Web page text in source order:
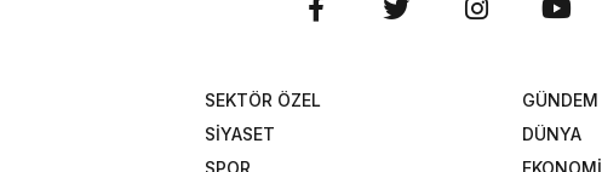
SEKTÖR ÖZEL
SİYASET
GÜNDEM
DÜNYA